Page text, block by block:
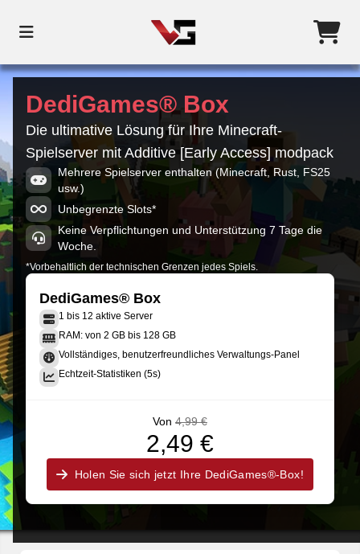
DediGames® Box
Die ultimative Lösung für Ihre Minecraft-
Spielserver mit Additive [Early Access] modpack
Mehrere Spielserver enthalten (Minecraft, Rust, FS25
usw.)
Unbegrenzte Slots*
Keine Verpflichtungen und Unterstützung 7 Tage die
Woche.
*Vorbehaltlich der technischen Grenzen jedes Spiels.
DediGames® Box
1 bis 12 aktive Server
RAM: von 2 GB bis 128 GB
Vollständiges, benutzerfreundliches Verwaltungs-Panel
Echtzeit-Statistiken (5s)
Von 4,99 €
2,49 €
Holen Sie sich jetzt Ihre DediGames®-Box!